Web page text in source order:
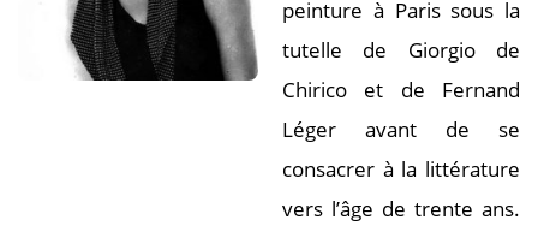
peinture à Paris sous la
tutelle de Giorgio de
Chirico et de Fernand
Léger avant de se
consacrer à la littérature
vers l’âge de trente ans.